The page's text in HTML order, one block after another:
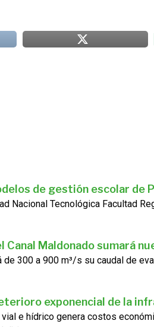
de gestión escolar de
Nacional Tecnológica Facultad
Canal Maldonado sumará
de 300 a 900 m³/s su caudal de
exponencial de la
e hídrico genera costos